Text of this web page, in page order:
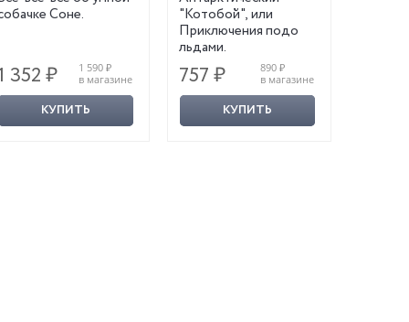
Соне.
352 ₽
1 590 ₽
в магазине
КУПИТЬ
"Котобой", или
Приключения подо
льдами.
757 ₽
890 ₽
в магазине
КУПИТЬ